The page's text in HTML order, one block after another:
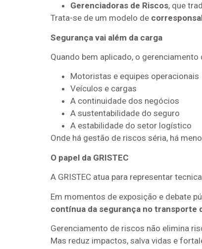
Gerenciadoras de Riscos, que
Trata-se de um modelo de
Segurança vai além da carga
Quando bem aplicado, o
Motoristas e equipes operacionais
Veículos e cargas
A continuidade dos negócios
A sustentabilidade do seguro
A estabilidade do setor logístico
Onde há gestão de riscos séria, há
O papel da GRISTEC
A GRISTEC atua para representar
Em momentos de exposição e debate
contínua da segurança no transporte
Gerenciamento de riscos não elimina
Mas reduz impactos, salva vidas e